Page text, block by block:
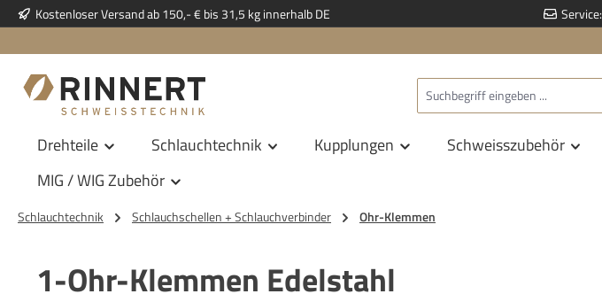
Hauptinhalt springen
Zur Suche springen
Zur Hauptnavigation springen
Kostenloser Versand ab 150,- € bis 31,5 kg innerhalb DE Service:
Drehteile Schlauchtechnik Kupplungen Schweisszubehör
MIG / WIG Zubehör
Schlauchtechnik Schlauchschellen + Schlauchverbinder Ohr-Klemmen
1-Ohr-Klemmen Edelstahl